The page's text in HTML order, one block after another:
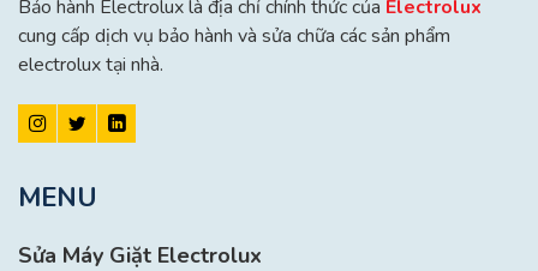
Bảo hành Electrolux là địa chỉ chính thức của Electrolux
cung cấp dịch vụ bảo hành và sửa chữa các sản phẩm
electrolux tại nhà.
MENU
Sửa Máy Giặt Electrolux